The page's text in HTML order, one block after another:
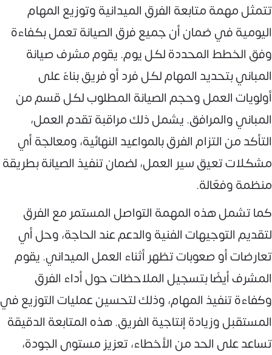
تتمثل مهمة متابعة الفرق الميدانية وتوزيع المهام
اليومية في ضمان أن جميع فرق الصيانة تعمل بكفاءة
وفق الخطط المحددة لكل يوم. يقوم مشرف صيانة
المباني بتحديد المهام لكل فرد أو فريق بناءً على
أولويات العمل وحجم الصيانة المطلوب لكل قسم من
المباني والمرافق. يشمل ذلك مراقبة تقدم العمل،
التأكد من التزام الفرق بالمواعيد النهائية، ومعالجة أي
مشكلات تعيق سير العمل، لضمان تنفيذ الصيانة بطريقة
منظمة وفعّالة.
كما تشمل هذه المهمة التواصل المستمر مع الفرق
لتقديم التوجيهات الفنية والدعم عند الحاجة، وحل أي
تعارضات أو صعوبات تظهر أثناء العمل الميداني. يقوم
المشرف أيضًا بتسجيل الملاحظات حول أداء الفرق
وكفاءة تنفيذ المهام، وذلك لتحسين عمليات التوزيع في
المستقبل وزيادة إنتاجية الفريق. هذه المتابعة الدقيقة
تساعد على الحد من الأخطاء، تعزيز مستوى الجودة،